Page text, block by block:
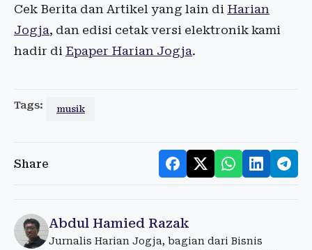
Cek Berita dan Artikel yang lain di Harian
Jogja, dan edisi cetak versi elektronik kami
hadir di Epaper Harian Jogja.
Tags: musik
Share
Abdul Hamied Razak
Jurnalis Harian Jogja, bagian dari Bisnis